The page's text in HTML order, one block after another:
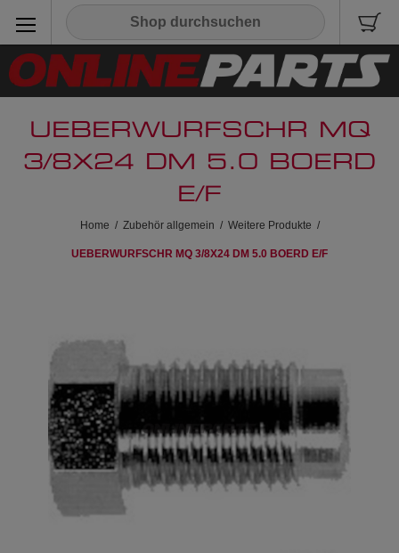
UEBERWURFSCHR MQ
3/8X24 DM 5.0 BOERD
E/F
Home / Zubehör allgemein / Weitere Produkte /
UEBERWURFSCHR MQ 3/8X24 DM 5.0 BOERD E/F